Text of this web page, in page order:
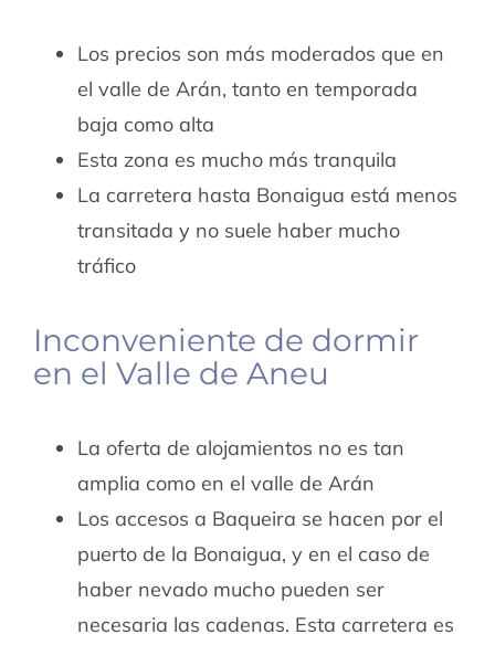
Los precios son más moderados que en
el valle de Arán, tanto en temporada
baja como alta
Esta zona es mucho más tranquila
La carretera hasta Bonaigua está menos
transitada y no suele haber mucho
tráfico
Inconveniente de dormir
en el Valle de Aneu
La oferta de alojamientos no es tan
amplia como en el valle de Arán
Los accesos a Baqueira se hacen por el
puerto de la Bonaigua, y en el caso de
haber nevado mucho pueden ser
necesaria las cadenas. Esta carretera es